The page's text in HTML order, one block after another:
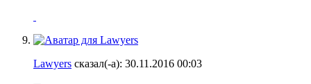
Lawyers сказал(-а): 30.11.2016 00:03